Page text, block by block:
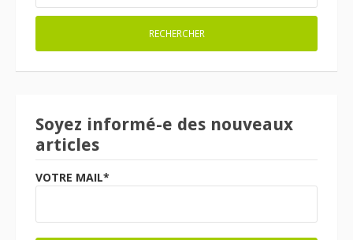
Soyez informé-e des nouveaux
articles
VOTRE MAIL*